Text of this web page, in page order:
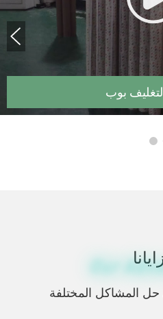
مخصص
Our
المشاكل المختلفة